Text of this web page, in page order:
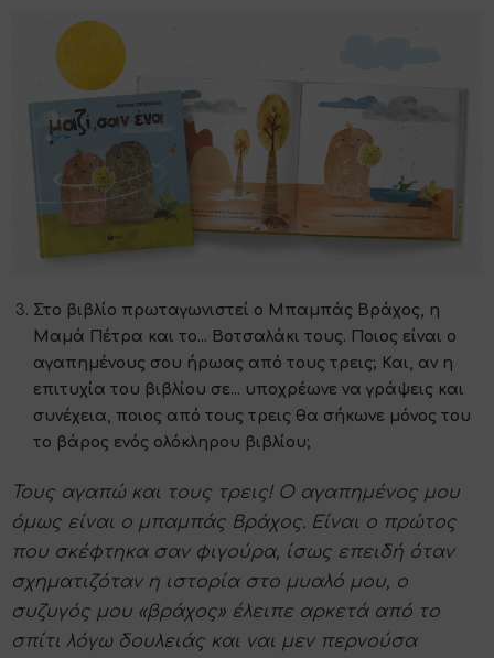
Στο βιβλίο πρωταγωνιστεί ο Μπαμπάς Βράχος, η
Μαμά Πέτρα και το... Βοτσαλάκι τους. Ποιος είναι ο
αγαπημένους σου ήρωας από τους τρεις; Και, αν η
επιτυχία του βιβλίου σε... υποχρέωνε να γράψεις και
συνέχεια, ποιος από τους τρεις θα σήκωνε μόνος του
το βάρος ενός ολόκληρου βιβλίου;
Τους αγαπώ και τους τρεις! Ο αγαπημένος μου
όμως είναι ο μπαμπάς Βράχος. Είναι ο πρώτος
που σκέφτηκα σαν φιγούρα, ίσως επειδή όταν
σχηματιζόταν η ιστορία στο μυαλό μου, ο
συζυγός μου «βράχος» έλειπε αρκετά από το
σπίτι λόγω δουλειάς και ναι μεν περνούσα